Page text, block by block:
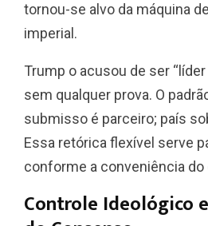
tornou-se alvo da máquina
imperial.
Trump o acusou de ser
sem qualquer prova. O
submisso é parceiro; país
Essa retórica flexível serve
conforme a conveniência do
Controle Ideológico